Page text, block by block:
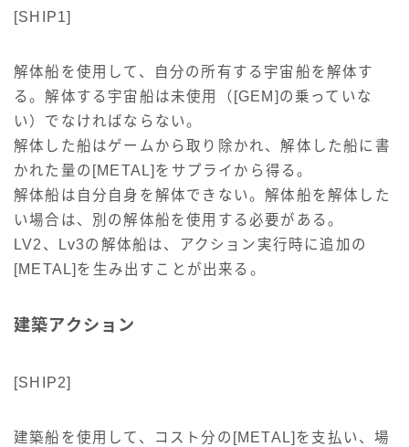
[SHIP1]
解体船を使用して、自分の所有する宇宙船を解体す
る。解体する宇宙船は未使用（[GEM]の乗っていな
い）でなければならない。
解体した船はゲームから取り除かれ、解体した船に書
かれた量の[METAL]をサプライから得る。
解体船は自分自身を解体できない。解体船を解体した
い場合は、別の解体船を使用する必要がある。
LV2、Lv3の解体船は、アクション実行時に追加の
[METAL]を生み出すことが出来る。
建築アクション
[SHIP2]
建築船を使用して、コスト分の[METAL]を支払い、場